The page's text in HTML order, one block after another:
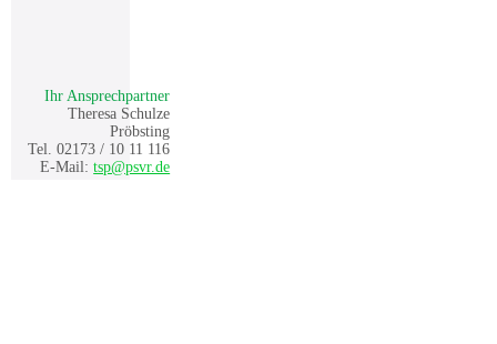
Ihr Ansprechpartner
Theresa Schulze
Pröbsting
Tel. 02173 / 10 11 116
E-Mail:tsp@psvr.de